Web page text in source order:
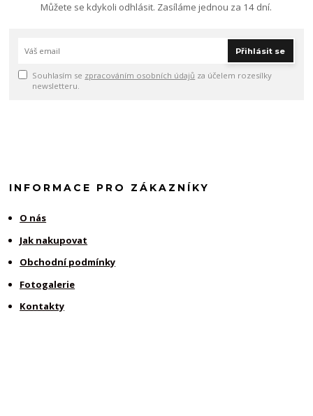
Můžete se kdykoli odhlásit. Zasíláme jednou za 14 dní.
Přihlásit se
Souhlasím se zpracováním osobních údajů za účelem rozesílky
newsletteru.
INFORMACE PRO ZÁKAZNÍKY
O nás
Jak nakupovat
Obchodní podmínky
Fotogalerie
Kontakty